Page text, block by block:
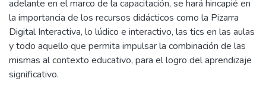
adelante en el marco de la capacitación, se hará hincapié en
la importancia de los recursos didácticos como la Pizarra
Digital Interactiva, lo lúdico e interactivo, las tics en las aulas
y todo aquello que permita impulsar la combinación de las
mismas al contexto educativo, para el logro del aprendizaje
significativo.